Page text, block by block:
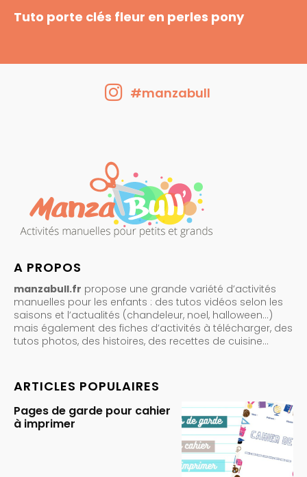
Tuto porte clés fleur en perles pony
#manzabull
A PROPOS
manzabull.fr propose une grande variété d’activités
manuelles pour les enfants : des tutos vidéos selon les
saisons et l’actualités (chandeleur, noel, halloween…)
mais également des fiches d’activités à télécharger, des
tutos photos, des histoires, des recettes de cuisine…
ARTICLES POPULAIRES
Pages de garde pour cahier
à imprimer